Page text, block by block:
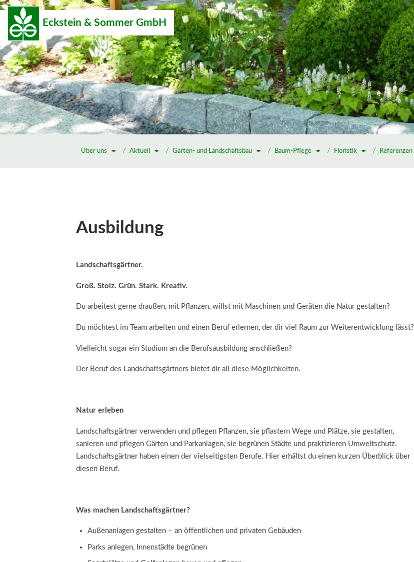
Eckstein & Sommer GmbH
Über uns Aktuell Garten- und Landschaftsbau Baum-Pflege Floristik Referenzen
Ausbildung
Landschaftsgärtner.
Groß. Stolz. Grün. Stark. Kreativ.
Du arbeitest gerne draußen, mit Pflanzen, willst mit Maschinen und Geräten die Natur gestalten?
Du möchtest im Team arbeiten und einen Beruf erlernen, der dir viel Raum zur Weiterentwicklung lässt?
Vielleicht sogar ein Studium an die Berufsausbildung anschließen?
Der Beruf des Landschaftsgärtners bietet dir all diese Möglichkeiten.
Natur erleben
Landschaftsgärtner verwenden und pflegen Pflanzen, sie pflastern Wege und Plätze, sie gestalten,
sanieren und pflegen Gärten und Parkanlagen, sie begrünen Städte und praktizieren Umweltschutz.
Landschaftsgärtner haben einen der vielseitigsten Berufe. Hier erhältst du einen kurzen Überblick über
diesen Beruf.
Was machen Landschaftsgärtner?
Außenanlagen gestalten – an öffentlichen und privaten Gebäuden
Parks anlegen, Innenstädte begrünen